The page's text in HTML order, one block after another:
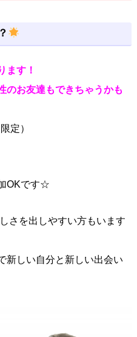
ます！
のお友達もできちゃうかも
定）
OKです☆
さを出しやすい方もいます
新しい自分と新しい出会い